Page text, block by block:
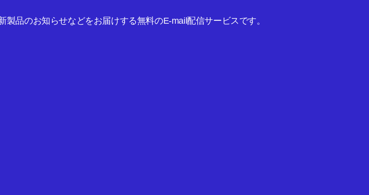
品のお知らせなどをお届けする無料のE-mail配信サービスです。